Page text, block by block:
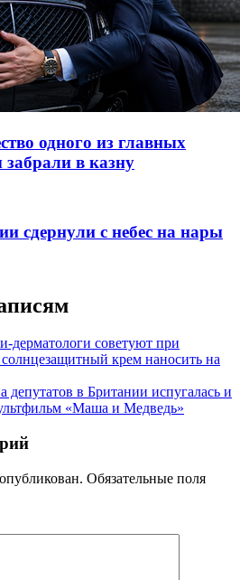
одного из главных
в казну
сдернули с небес на нары
дерматологи советуют при
крем наносить на
депутатов в Британии испугалась и
«Маша и Медведь»
Обязательные поля